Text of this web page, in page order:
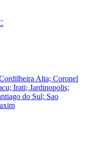
Alta; Coronel
Irati; Jardinopolis;
do Sul; Sao